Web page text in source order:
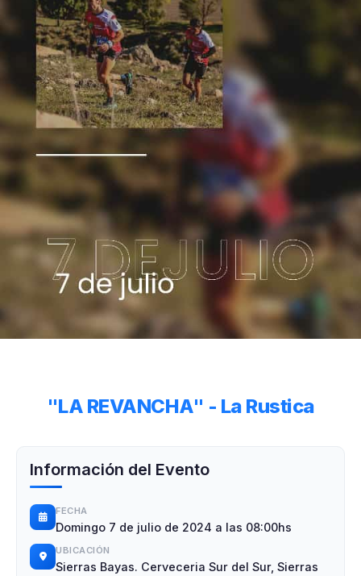
"LA REVANCHA" - La Rustica
Información del Evento
FECHA
Domingo 7 de julio de 2024 a las 08:00hs
UBICACIÓN
Sierras Bayas. Cerveceria Sur del Sur, Sierras